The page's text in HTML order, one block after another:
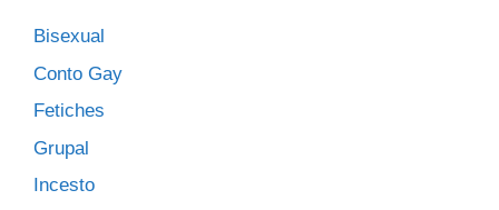
Bisexual
Conto Gay
Fetiches
Grupal
Incesto